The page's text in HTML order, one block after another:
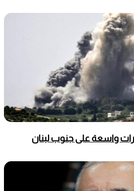
واسعة على جنوب لبنان